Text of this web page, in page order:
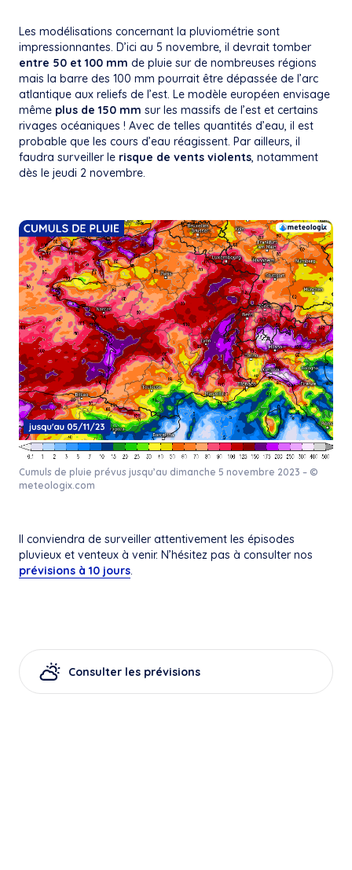
Les modélisations concernant la pluviométrie sont
impressionnantes. D’ici au 5 novembre, il devrait tomber
entre 50 et 100 mm de pluie sur de nombreuses régions
mais la barre des 100 mm pourrait être dépassée de l’arc
atlantique aux reliefs de l’est. Le modèle européen envisage
même plus de 150 mm sur les massifs de l’est et certains
rivages océaniques ! Avec de telles quantités d’eau, il est
probable que les cours d’eau réagissent. Par ailleurs, il
faudra surveiller le risque de vents violents , notamment
dès le jeudi 2 novembre.
Cumuls de pluie prévus jusqu’au dimanche 5 novembre 2023 – ©
meteologix.com
Il conviendra de surveiller attentivement les épisodes
pluvieux et venteux à venir. N’hésitez pas à consulter nos
prévisions à 10 jours.
Consulter les prévisions